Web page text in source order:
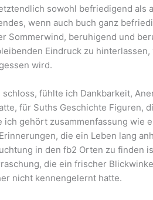
sowohl befriedigend als
wenn auch buch ganz
Sommerwind, beruhigend und
Eindruck zu
wird.
schloss, fühlte ich Dankbarkeit,
für Suths Geschichte Figuren,
ich gehört zusammenfassung wie
die ein Leben lang
in den fb2 Orten zu finden
die ein frischer
nicht kennengelernt hatte.